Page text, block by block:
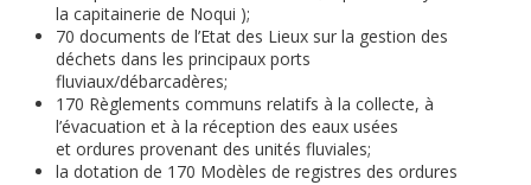
la capitainerie de Noqui );
70 documents de l’Etat des Lieux sur la gestion des
déchets dans les principaux ports
fluviaux/débarcadères;
170 Règlements communs relatifs à la collecte, à
l’évacuation et à la réception des eaux usées
et ordures provenant des unités fluviales;
la dotation de 170 Modèles de registres des ordures